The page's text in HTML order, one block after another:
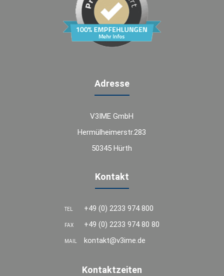
Adresse
V3IME GmbH
Hermülheimerstr.283
50345 Hürth
Kontakt
TEL +49 (0) 2233 974 800
FAX +49 (0) 2233 974 80 80
MAIL kontakt@v3ime.de
Kontaktzeiten